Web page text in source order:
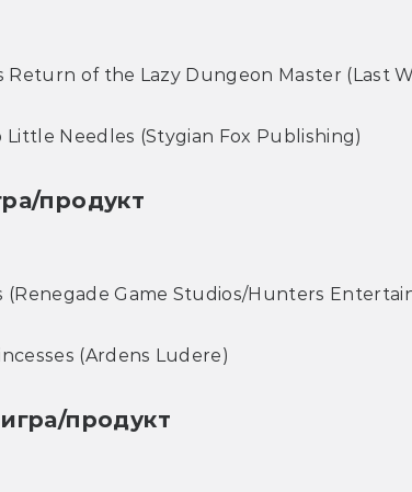
of the Lazy Dungeon Master (Last
Little Needles (Stygian Fox Publishing)
продукт
Game Studios/Hunters
(Ardens Ludere)
продукт